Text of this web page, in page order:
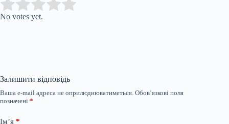
Rate this item:
No votes yet.
Залишити відповідь
Ваша e-mail адреса не оприлюднюватиметься. Обов’язкові поля
позначені *
Ім’я *